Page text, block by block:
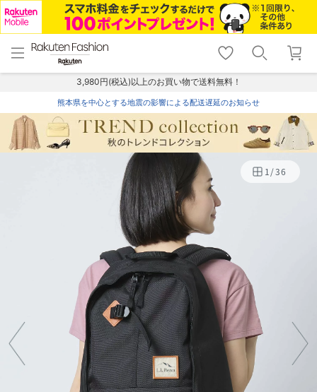
menu home
トップ
shopping_cart lock_outline
ログイン
3,980円(税込)以上のお買い物で送料無料！
熊本県を中心とする地震の影響による配送遅延のお知らせ
1/36